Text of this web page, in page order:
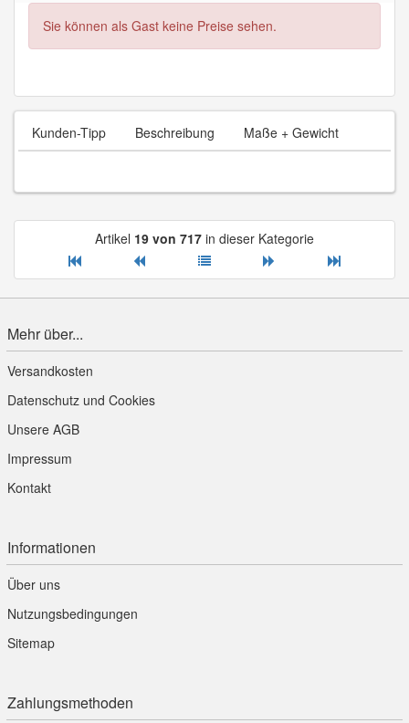
Sie können als Gast keine Preise sehen.
Kunden-Tipp Beschreibung Maße + Gewicht
Artikel 19 von 717 in dieser Kategorie
Mehr über...
Versandkosten
Datenschutz und Cookies
Unsere AGB
Impressum
Kontakt
Informationen
Über uns
Nutzungsbedingungen
Sitemap
Zahlungsmethoden